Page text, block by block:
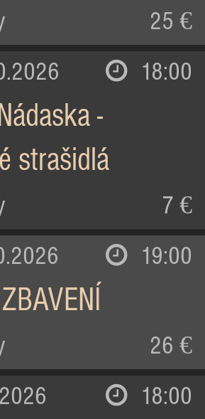
25 €
18:00
-
strašidlá
7 €
19:00
26 €
18:00